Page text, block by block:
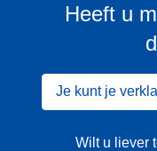
Heeft u
Je kunt je
Wilt u liever